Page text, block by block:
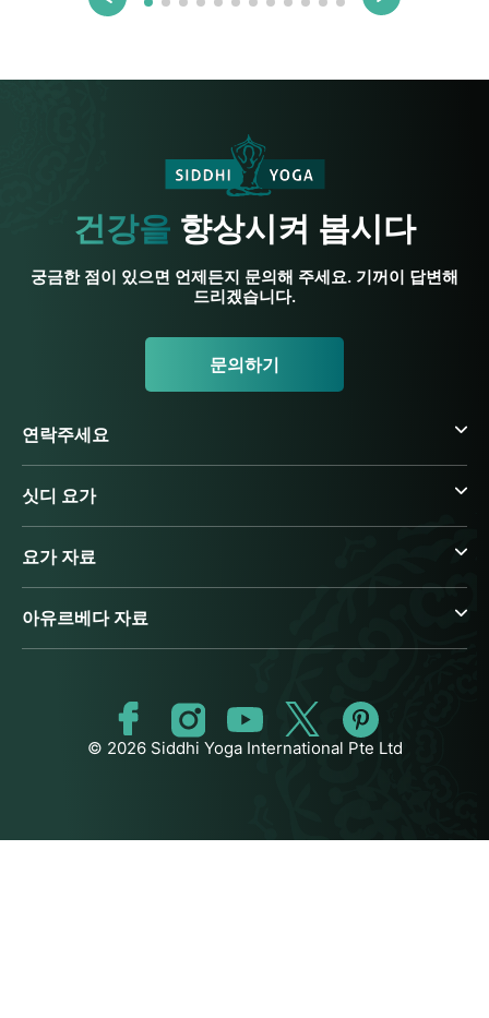
건강을 향상시켜 봅시다
궁금한 점이 있으면 언제든지 문의해 주세요. 기꺼이 답변해
드리겠습니다.
문의하기
연락주세요
싯디 요가
요가 자료
아유르베다 자료
© 2026 Siddhi Yoga International Pte Ltd